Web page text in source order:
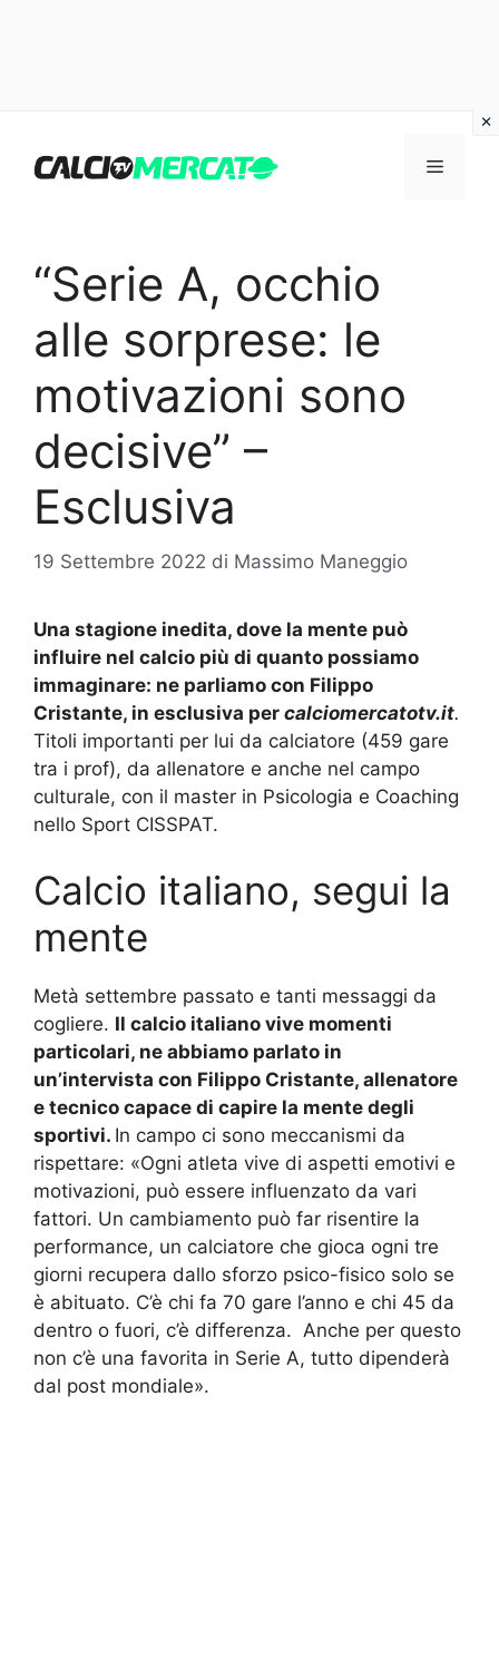
contenuto
Menu
“Serie A, occhio
alle sorprese: le
motivazioni sono
decisive” –
Esclusiva
19 Settembre 2022 di Massimo Maneggio
Una stagione inedita, dove la mente può
influire nel calcio più di quanto possiamo
immaginare: ne parliamo con Filippo
Cristante, in esclusiva per calciomercatotv.it.
Titoli importanti per lui da calciatore (459 gare
tra i prof), da allenatore e anche nel campo
culturale, con il master in Psicologia e Coaching
nello Sport CISSPAT.
Calcio italiano, segui la
mente
Metà settembre passato e tanti messaggi da
cogliere. Il calcio italiano vive momenti
particolari, ne abbiamo parlato in
un’intervista con Filippo Cristante, allenatore
e tecnico capace di capire la mente degli
sportivi. In campo ci sono meccanismi da
rispettare: «Ogni atleta vive di aspetti emotivi e
motivazioni, può essere influenzato da vari
fattori. Un cambiamento può far risentire la
performance, un calciatore che gioca ogni tre
giorni recupera dallo sforzo psico-fisico solo se
è abituato. C’è chi fa 70 gare l’anno e chi 45 da
dentro o fuori, c’è differenza. Anche per questo
non c’è una favorita in Serie A, tutto dipenderà
dal post mondiale».